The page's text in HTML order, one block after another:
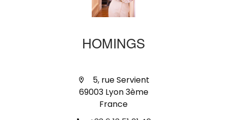
HOMINGS
5, rue Servient
69003 Lyon 3ème
France